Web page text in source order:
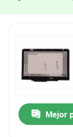
Mejor